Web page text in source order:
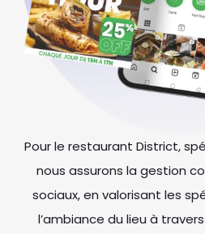
Pour le restaurant District,
nous assurons la gestion
sociaux, en valorisant les
l’ambiance du lieu à